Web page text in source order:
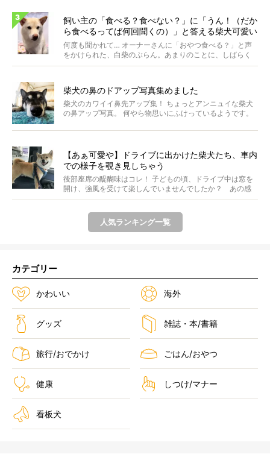
飼い主の「食べる？食べない？」に「うん！（だか
ら食べるってば何回聞くの）」と答える柴犬可愛い
【動画】
何度も聞かれて… オーナーさんに「おやつ食べる？」と声
をかけられた、白柴のぶらん。あまりのことに、しばらく
フリ...
柴犬の鼻のドアップ写真集めました
柴犬のカワイイ鼻先アップ集！ ちょっとアンニュイな柴犬
の鼻アップ写真。 何やら物思いにふけっているようです。
【あぁ可愛や】ドライブに出かけた柴犬たち、車内
での様子を覗き見しちゃう
後部座席の醍醐味はコレ！ 子どもの頃、ドライブ中は窓を
開け、強風を受けて楽しんでいませんでしたか？ あの感
じが...
人気ランキング一覧
カテゴリー
かわいい 海外
グッズ 雑誌・本/書籍
旅行/おでかけ ごはん/おやつ
健康 しつけ/マナー
看板犬